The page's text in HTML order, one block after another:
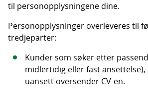
til personopplysningene dine.
Personopplysninger overleveres til
tredjeparter:
Kunder som søker etter
midlertidig eller fast ansettelse),
uansett oversender CV-en.